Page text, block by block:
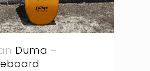
Duma –